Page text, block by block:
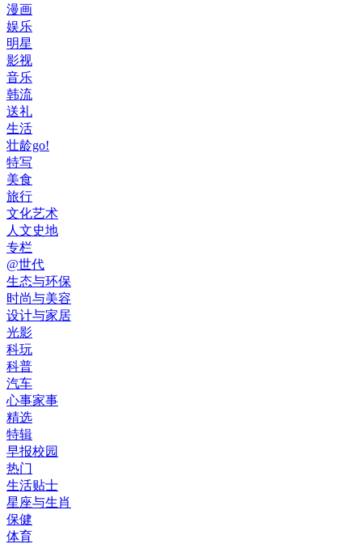
漫画
娱乐
明星
影视
音乐
韩流
送礼
生活
壮龄go!
特写
美食
旅行
文化艺术
人文史地
专栏
@世代
生态与环保
时尚与美容
设计与家居
光影
科玩
科普
汽车
心事家事
精选
特辑
早报校园
热门
生活贴士
星座与生肖
保健
体育